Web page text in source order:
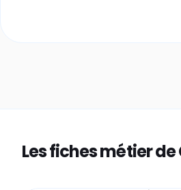
Les fiches métier de